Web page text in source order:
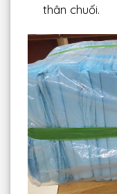
thân chuối.